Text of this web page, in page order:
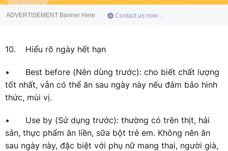
ADVERTISEMENT Banner Here Contact us now ...
10. Hiểu rõ ngày hết hạn
•
Best before (Nên dùng trước): cho biết chất lượng
tốt nhất, vẫn có thể ăn sau ngày này nếu đảm bảo hình
thức, mùi vị.
•
Use by (Sử dụng trước): thường có trên thịt, hải
sản, thực phẩm ăn liền, sữa bột trẻ em. Không nên ăn
sau ngày này, đặc biệt với phụ nữ mang thai, người già,